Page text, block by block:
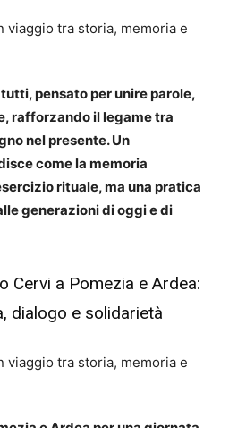
pensato per unire parole,
rafforzando il legame tra
nel presente. Un
come la memoria
rituale, ma una pratica
generazioni di oggi e di
Cervi a Pomezia e Ardea:
dialogo e solidarietà